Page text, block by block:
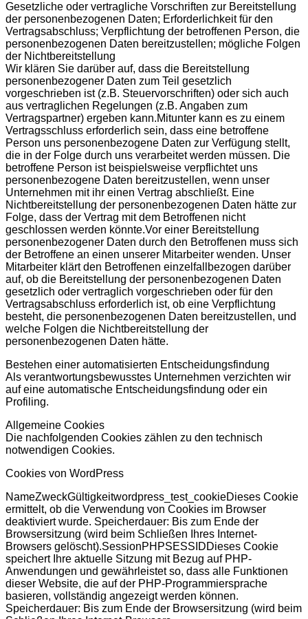
Gesetzliche oder vertragliche Vorschriften zur Bereitstellung
der personenbezogenen Daten; Erforderlichkeit für den
Vertragsabschluss; Verpflichtung der betroffenen Person, die
personenbezogenen Daten bereitzustellen; mögliche Folgen
der Nichtbereitstellung
Wir klären Sie darüber auf, dass die Bereitstellung
personenbezogener Daten zum Teil gesetzlich
vorgeschrieben ist (z.B. Steuervorschriften) oder sich auch
aus vertraglichen Regelungen (z.B. Angaben zum
Vertragspartner) ergeben kann.Mitunter kann es zu einem
Vertragsschluss erforderlich sein, dass eine betroffene
Person uns personenbezogene Daten zur Verfügung stellt,
die in der Folge durch uns verarbeitet werden müssen. Die
betroffene Person ist beispielsweise verpflichtet uns
personenbezogene Daten bereitzustellen, wenn unser
Unternehmen mit ihr einen Vertrag abschließt. Eine
Nichtbereitstellung der personenbezogenen Daten hätte zur
Folge, dass der Vertrag mit dem Betroffenen nicht
geschlossen werden könnte.Vor einer Bereitstellung
personenbezogener Daten durch den Betroffenen muss sich
der Betroffene an einen unserer Mitarbeiter wenden. Unser
Mitarbeiter klärt den Betroffenen einzelfallbezogen darüber
auf, ob die Bereitstellung der personenbezogenen Daten
gesetzlich oder vertraglich vorgeschrieben oder für den
Vertragsabschluss erforderlich ist, ob eine Verpflichtung
besteht, die personenbezogenen Daten bereitzustellen, und
welche Folgen die Nichtbereitstellung der
personenbezogenen Daten hätte.
Bestehen einer automatisierten Entscheidungsfindung
Als verantwortungsbewusstes Unternehmen verzichten wir
auf eine automatische Entscheidungsfindung oder ein
Profiling.
Allgemeine Cookies
Die nachfolgenden Cookies zählen zu den technisch
notwendigen Cookies.
Cookies von WordPress
NameZweckGültigkeitwordpress_test_cookieDieses Cookie
ermittelt, ob die Verwendung von Cookies im Browser
deaktiviert wurde. Speicherdauer: Bis zum Ende der
Browsersitzung (wird beim Schließen Ihres Internet-
Browsers gelöscht).SessionPHPSESSIDDieses Cookie
speichert Ihre aktuelle Sitzung mit Bezug auf PHP-
Anwendungen und gewährleistet so, dass alle Funktionen
dieser Website, die auf der PHP-Programmiersprache
basieren, vollständig angezeigt werden können.
Speicherdauer: Bis zum Ende der Browsersitzung (wird beim